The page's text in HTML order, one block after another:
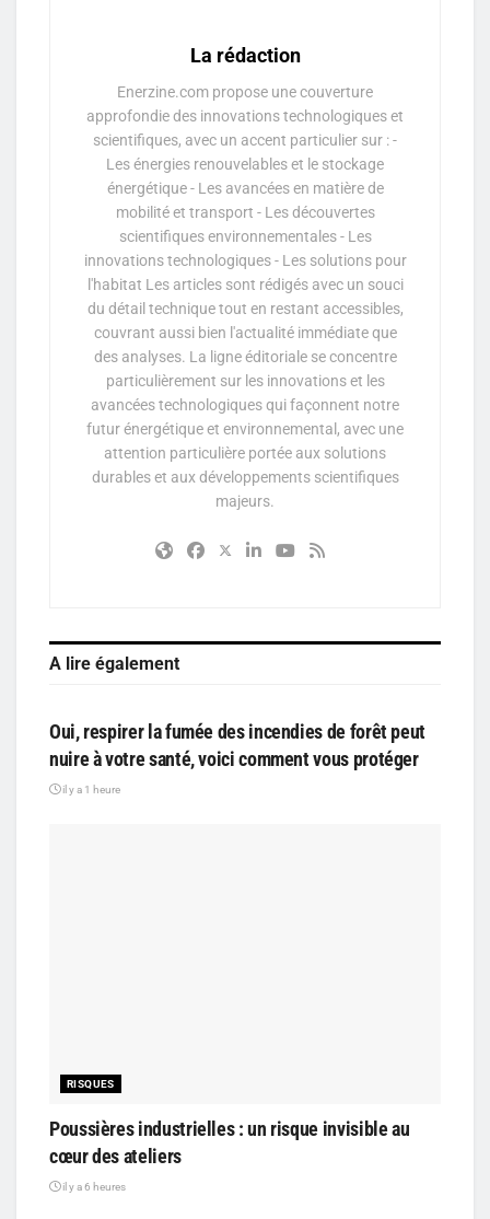
La rédaction
Enerzine.com propose une couverture
approfondie des innovations technologiques et
scientifiques, avec un accent particulier sur : -
Les énergies renouvelables et le stockage
énergétique - Les avancées en matière de
mobilité et transport - Les découvertes
scientifiques environnementales - Les
innovations technologiques - Les solutions pour
l'habitat Les articles sont rédigés avec un souci
du détail technique tout en restant accessibles,
couvrant aussi bien l'actualité immédiate que
des analyses. La ligne éditoriale se concentre
particulièrement sur les innovations et les
avancées technologiques qui façonnent notre
futur énergétique et environnemental, avec une
attention particulière portée aux solutions
durables et aux développements scientifiques
majeurs.
A lire également
Oui, respirer la fumée des incendies de forêt peut
nuire à votre santé, voici comment vous protéger
il y a 1 heure
RISQUES
Poussières industrielles : un risque invisible au
cœur des ateliers
il y a 6 heures